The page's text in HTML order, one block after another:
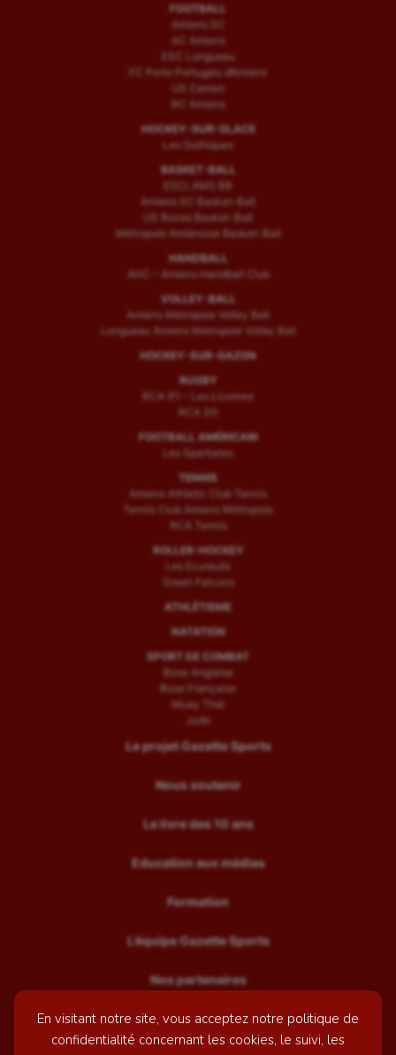
En visitant notre site, vous acceptez notre politique de
confidentialité concernant les cookies, le suivi, les
FOOTBALL
Amiens SC
AC Amiens
ESC Longueau
FC Porto Portugais d’Amiens
US Camon
RC Amiens
HOCKEY-SUR-GLACE
Les Gothiques
BASKET-BALL
ESCLAMS BB
Amiens SC Basket-Ball
US Boves Basket-Ball
Métropole Amiénoise Basket-Ball
HANDBALL
AHC – Amiens Handball Club
VOLLEY-BALL
Amiens Métropole Volley Ball
Longueau Amiens Metropole Volley Ball
HOCKEY-SUR-GAZON
RUGBY
RCA (F) – Les Licornes
RCA (H)
FOOTBALL AMÉRICAIN
Les Spartiates
TENNIS
Amiens Athletic Club Tennis
Tennis Club Amiens Métropole
RCA Tennis
ROLLER-HOCKEY
Les Ecureuils
Green Falcons
ATHLÉTISME
NATATION
SPORT DE COMBAT
Boxe Anglaise
Boxe Française
Muay Thaï
Judo
Le projet Gazette Sports
Nous soutenir
Le livre des 10 ans
Education aux médias
Formation
L’équipe Gazette Sports
Nos partenaires
Recrutement